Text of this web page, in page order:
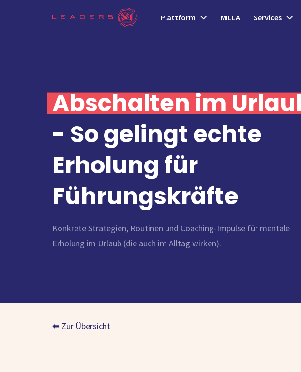
Plattform MILLA Services
Abschalten im
- So gelingt echte
Erholung für
Führungskräfte
Konkrete Strategien, Routinen und Coaching-Impulse für mentale
Erholung im Urlaub (die auch im Alltag wirken).
⬅ Zur Übersicht